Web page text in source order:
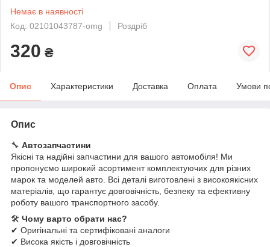
Немає в наявності
Код: 02101043787-omg
Роздріб
320 ₴
Опис Характеристики Доставка Оплата Умови
Опис
🔧 Автозапчастини
Якісні та надійні запчастини для вашого автомобіля! Ми
пропонуємо широкий асортимент комплектуючих для різних
марок та моделей авто. Всі деталі виготовлені з високоякісних
матеріалів, що гарантує довговічність, безпеку та ефективну
роботу вашого транспортного засобу.
🛠 Чому варто обрати нас?
✔ Оригінальні та сертифіковані аналоги
✔ Висока якість і довговічність